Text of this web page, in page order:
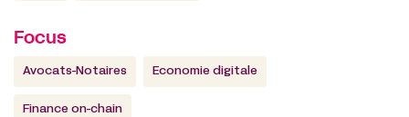
Focus
Avocats-Notaires Economie digitale
Finance on-chain